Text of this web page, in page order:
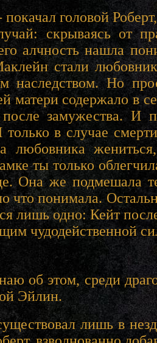
головой
скрываясь от
алчность нашла
стали
наследством. Но
матери содержало в
после замужества. И
только в случае
любовника
ты только
Она же подмешала
что понимала.
лишь одно: Кейт
чудодейственной
об этом, среди
Эйлин.
лишь в